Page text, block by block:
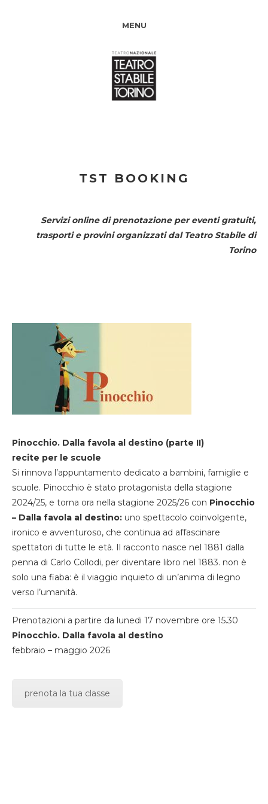
MENU
TST BOOKING
Servizi online di prenotazione per eventi gratuiti,
trasporti e provini organizzati dal Teatro Stabile di
Torino
Pinocchio. Dalla favola al destino (parte II)
recite per le scuole
Si rinnova l’appuntamento dedicato a bambini, famiglie e
scuole. Pinocchio è stato protagonista della stagione
2024/25, e torna ora nella stagione 2025/26 con Pinocchio
– Dalla favola al destino: uno spettacolo coinvolgente,
ironico e avventuroso, che continua ad affascinare
spettatori di tutte le età. Il racconto nasce nel 1881 dalla
penna di Carlo Collodi, per diventare libro nel 1883. non è
solo una fiaba: è il viaggio inquieto di un’anima di legno
verso l’umanità.
Prenotazioni a partire da lunedi 17 novembre ore 15.30
Pinocchio. Dalla favola al destino
febbraio – maggio 2026
prenota la tua classe